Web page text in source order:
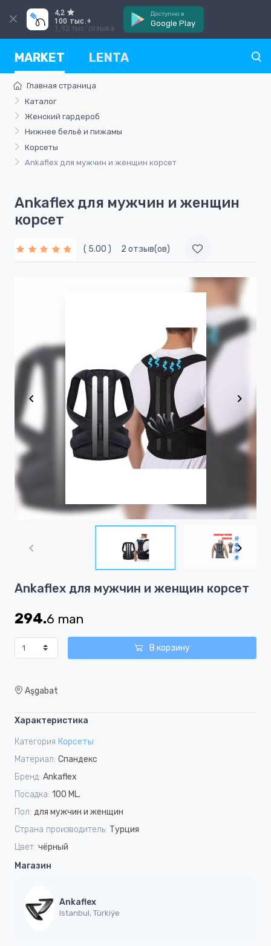
4,2
100 тыс.+
1,92 тыс. отзыва
Доступно в
Google Play
MARKET LENTA
Главная страница
Каталог
Женский гардероб
Нижнее бельё и пижамы
Корсеты
Ankaflex для мужчин и женщин корсет
Ankaflex для мужчин и женщин
корсет
( 5.00 ) 2 отзыв(ов)
1
4
Ankaflex для мужчин и женщин корсет
294.6 man
В корзину
Aşgabat
Характеристика
Категория Корсеты
Материал: Спандекс
Бренд: Ankaflex
Посадка: 100 ML.
Пол: для мужчин и женщин
Страна производитель: Турция
Цвет: чёрный
Магазин
Ankaflex
Istanbul, Türkiýe